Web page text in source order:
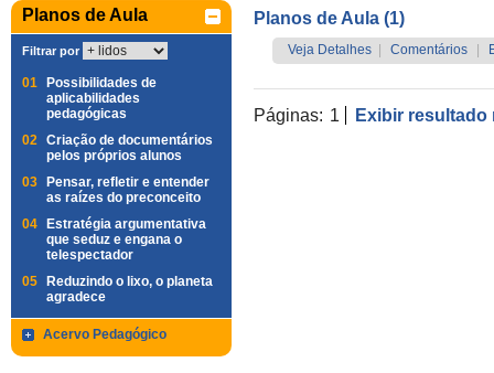
Planos de Aula
Filtrar por
01
Possibilidades de
aplicabilidades
pedagógicas
02 Criação de documentários
pelos próprios alunos
03
Pensar, refletir e entender
as raízes do preconceito
04
Estratégia argumentativa
que seduz e engana o
telespectador
05
Reduzindo o lixo, o planeta
agradece
Acervo Pedagógico
Planos de Aula (1)
Veja Detalhes Comentários
Páginas: 1 Exibir resultado